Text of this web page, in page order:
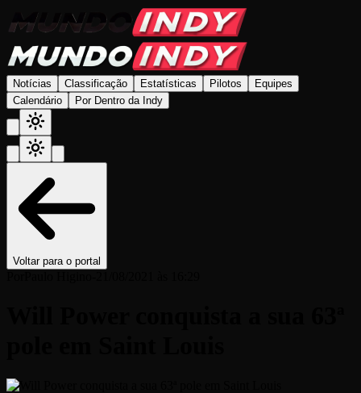
Notícias Classificação Estatísticas Pilotos
Equipes
Calendário
Por Dentro da Indy
Voltar para o portal